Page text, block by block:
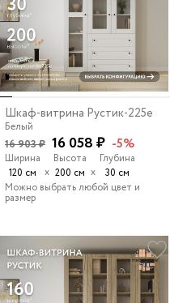
Шкаф-витрина Рустик-225e
Белый
16 903 ₽ 16 058 ₽ -5%
Ширина
120 см
х
Высота
200 см х
Глубина
30 см
Можно выбрать любой цвет и
размер